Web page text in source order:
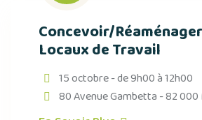
Concevoir/
Locaux de Travail
15 octobre - de 9h00 à 12h00
80 Avenue Gambetta - 82 000